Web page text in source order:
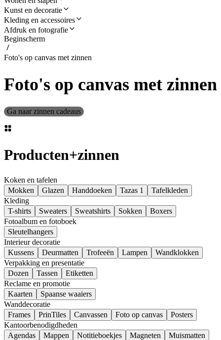
Kunst en decoratie
Kleding en accessoires
Afdruk en fotografie
Beginscherm
Foto's op canvas met zinnen
Foto's op canvas met zinnen
Ga naar zinnen cadeaus
Producten+zinnen
Koken en tafelen
Mokken
Glazen Handdoeken Tazas 1
Tafelkleden
Kleding
T-shirts
Sweaters Sweatshirts Sokken
Boxers
Fotoalbum en fotoboek
Sleutelhangers
Interieur decoratie
Kussens
Deurmatten Trofeeën Lampen
Wandklokken
Verpakking en presentatie
Dozen
Tassen
Etiketten
Reclame en promotie
Kaarten
Spaanse waaiers
Wanddecoratie
Frames
PrinTiles Canvassen Foto op canvas
Posters
Kantoorbenodigdheden
Agendas
Mappen Notitieboekjes Magneten
Muismatten